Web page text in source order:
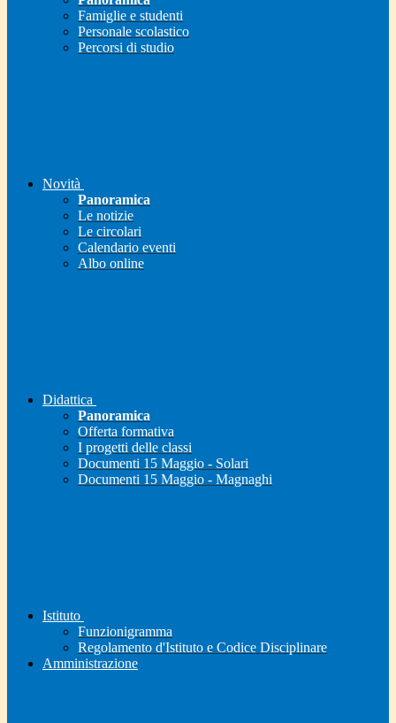
Famiglie e studenti
Personale scolastico
Percorsi di studio
Novità
Panoramica
Le notizie
Le circolari
Calendario eventi
Albo online
Didattica
Panoramica
Offerta formativa
I progetti delle classi
Documenti 15 Maggio - Solari
Documenti 15 Maggio - Magnaghi
Istituto
Funzionigramma
Regolamento d'Istituto e Codice Disciplinare
Amministrazione